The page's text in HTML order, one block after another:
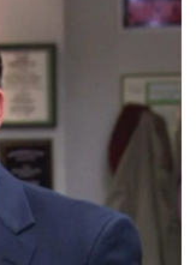
kepada
Negeri Pulau
anugerah
seluruh
yang amat